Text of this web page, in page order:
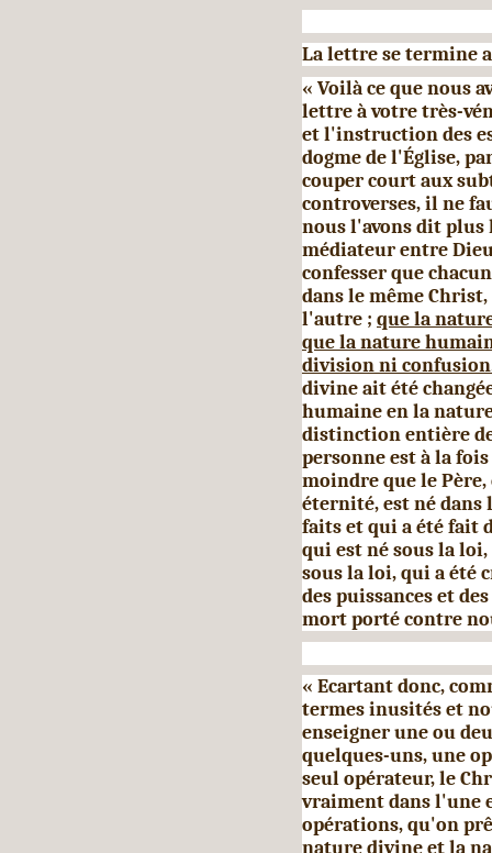
La lettre se termine
« Voilà ce que nous
lettre à votre très-
et l'instruction des
dogme de l'Église,
couper court aux
controverses, il ne
nous l'avons dit plus
médiateur entre
confesser que
dans le même
l'autre ; que la
que la nature
division ni
divine ait été
humaine en la
distinction entière
personne est à la
moindre que le
éternité, est né dans
faits et qui a été fait
qui est né sous la
sous la loi, qui a été
des puissances et
mort porté contre
« Ecartant donc,
termes inusités et
enseigner une ou
quelques-uns, une
seul opérateur, le
vraiment dans l'une
opérations, qu'on